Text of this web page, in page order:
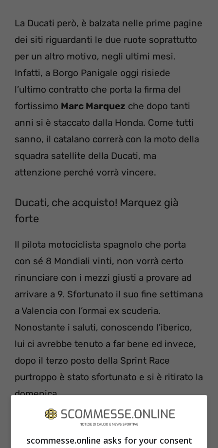
La Ducati però, è balzata nelle prime pagine
dei siti riguardanti le due ruote soprattutto
per un altro motivo, negli ultimi mesi.
Infatti, a Borgo Panigale oggi risiede
l’ultimo contratto che porta la firma del
fortissimo Marc Marquez che dopo tanti
anni si è staccato dalla Honda. Come tutti
sanno, il catalano correrà con la moto della
squadra satellite della Ducati, ma
attenzione perché vorrà vincere.
Ducati, che acquisto! Marquez già
forte
Il pilota motociclista spagnolo che porta
con sé 8 Mondiali vinti, non vorrà certo
rinunciare con i mezzi giusti a provare ad
arrivare a 9. Sfortunato il suo fine settimana
a Valencia con l’ormai ex scuderia.
Nonostante i saluti, conoscendo l’iberico,
lui ci avrebbe tenuto a far bene ed invece,
dopo il terzo posto della Sprint Race
purtroppo è stato sfortunato e si è ritirato la
domenica.
scommesse.online asks for your consent